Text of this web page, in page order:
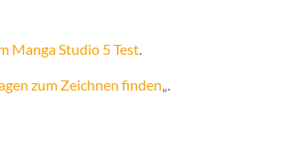
Manga Studio 5 Test.
zum Zeichnen finden„.